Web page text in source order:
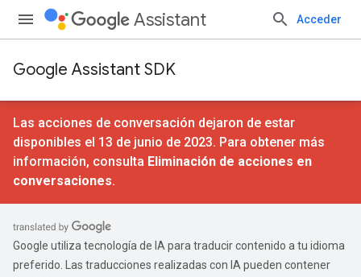
Assistant Acceder
Google Assistant SDK
Las acciones de conversación dejaron de estar
disponibles el 13 de junio de 2023. Para obtener más
información, consulta Eliminación de acciones en
conversaciones.
Google utiliza tecnología de IA para traducir contenido a tu idioma
preferido. Las traducciones realizadas con IA pueden contener